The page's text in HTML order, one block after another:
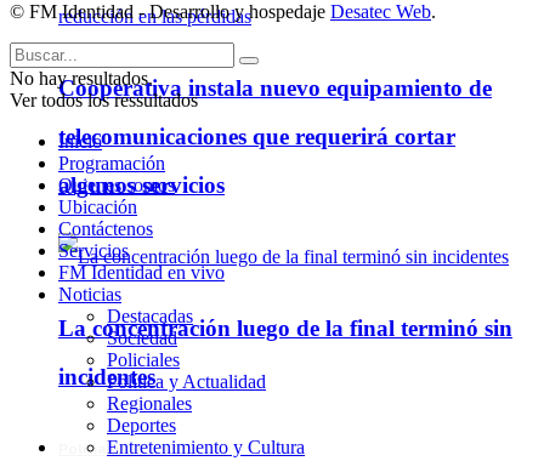
Cooperativa instala nuevo equipamiento de
telecomunicaciones que requerirá cortar
algunos servicios
La concentración luego de la final terminó sin
incidentes
Policiales
© FM Identidad - Desarrollo y hospedaje Desatec Web.
No hay resultados.
Ver todos los ressultados
Inicio
Programación
Quienes somos
Ubicación
Contáctenos
Servicios
FM Identidad en vivo
Noticias
Destacadas
Sociedad
Policiales
Política y Actualidad
Regionales
Deportes
Entretenimiento y Cultura